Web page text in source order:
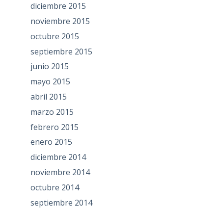
diciembre 2015
noviembre 2015
octubre 2015
septiembre 2015
junio 2015
mayo 2015
abril 2015
marzo 2015
febrero 2015
enero 2015
diciembre 2014
noviembre 2014
octubre 2014
septiembre 2014